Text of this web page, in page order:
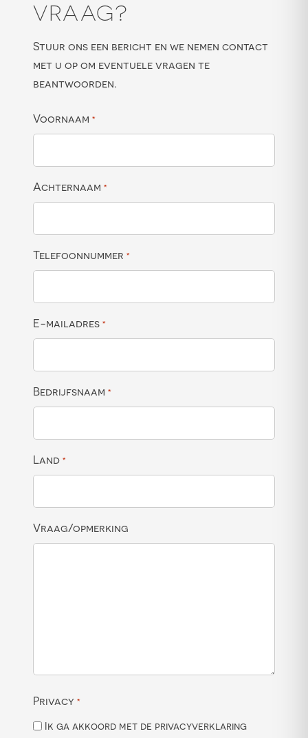
VRAAG?
Stuur ons een bericht en we nemen contact
met u op om eventuele vragen te
beantwoorden.
Voornaam *
Achternaam *
Telefoonnummer *
E-mailadres *
Bedrijfsnaam *
Land *
Vraag/opmerking
Privacy *
Ik ga akkoord met de privacyverklaring